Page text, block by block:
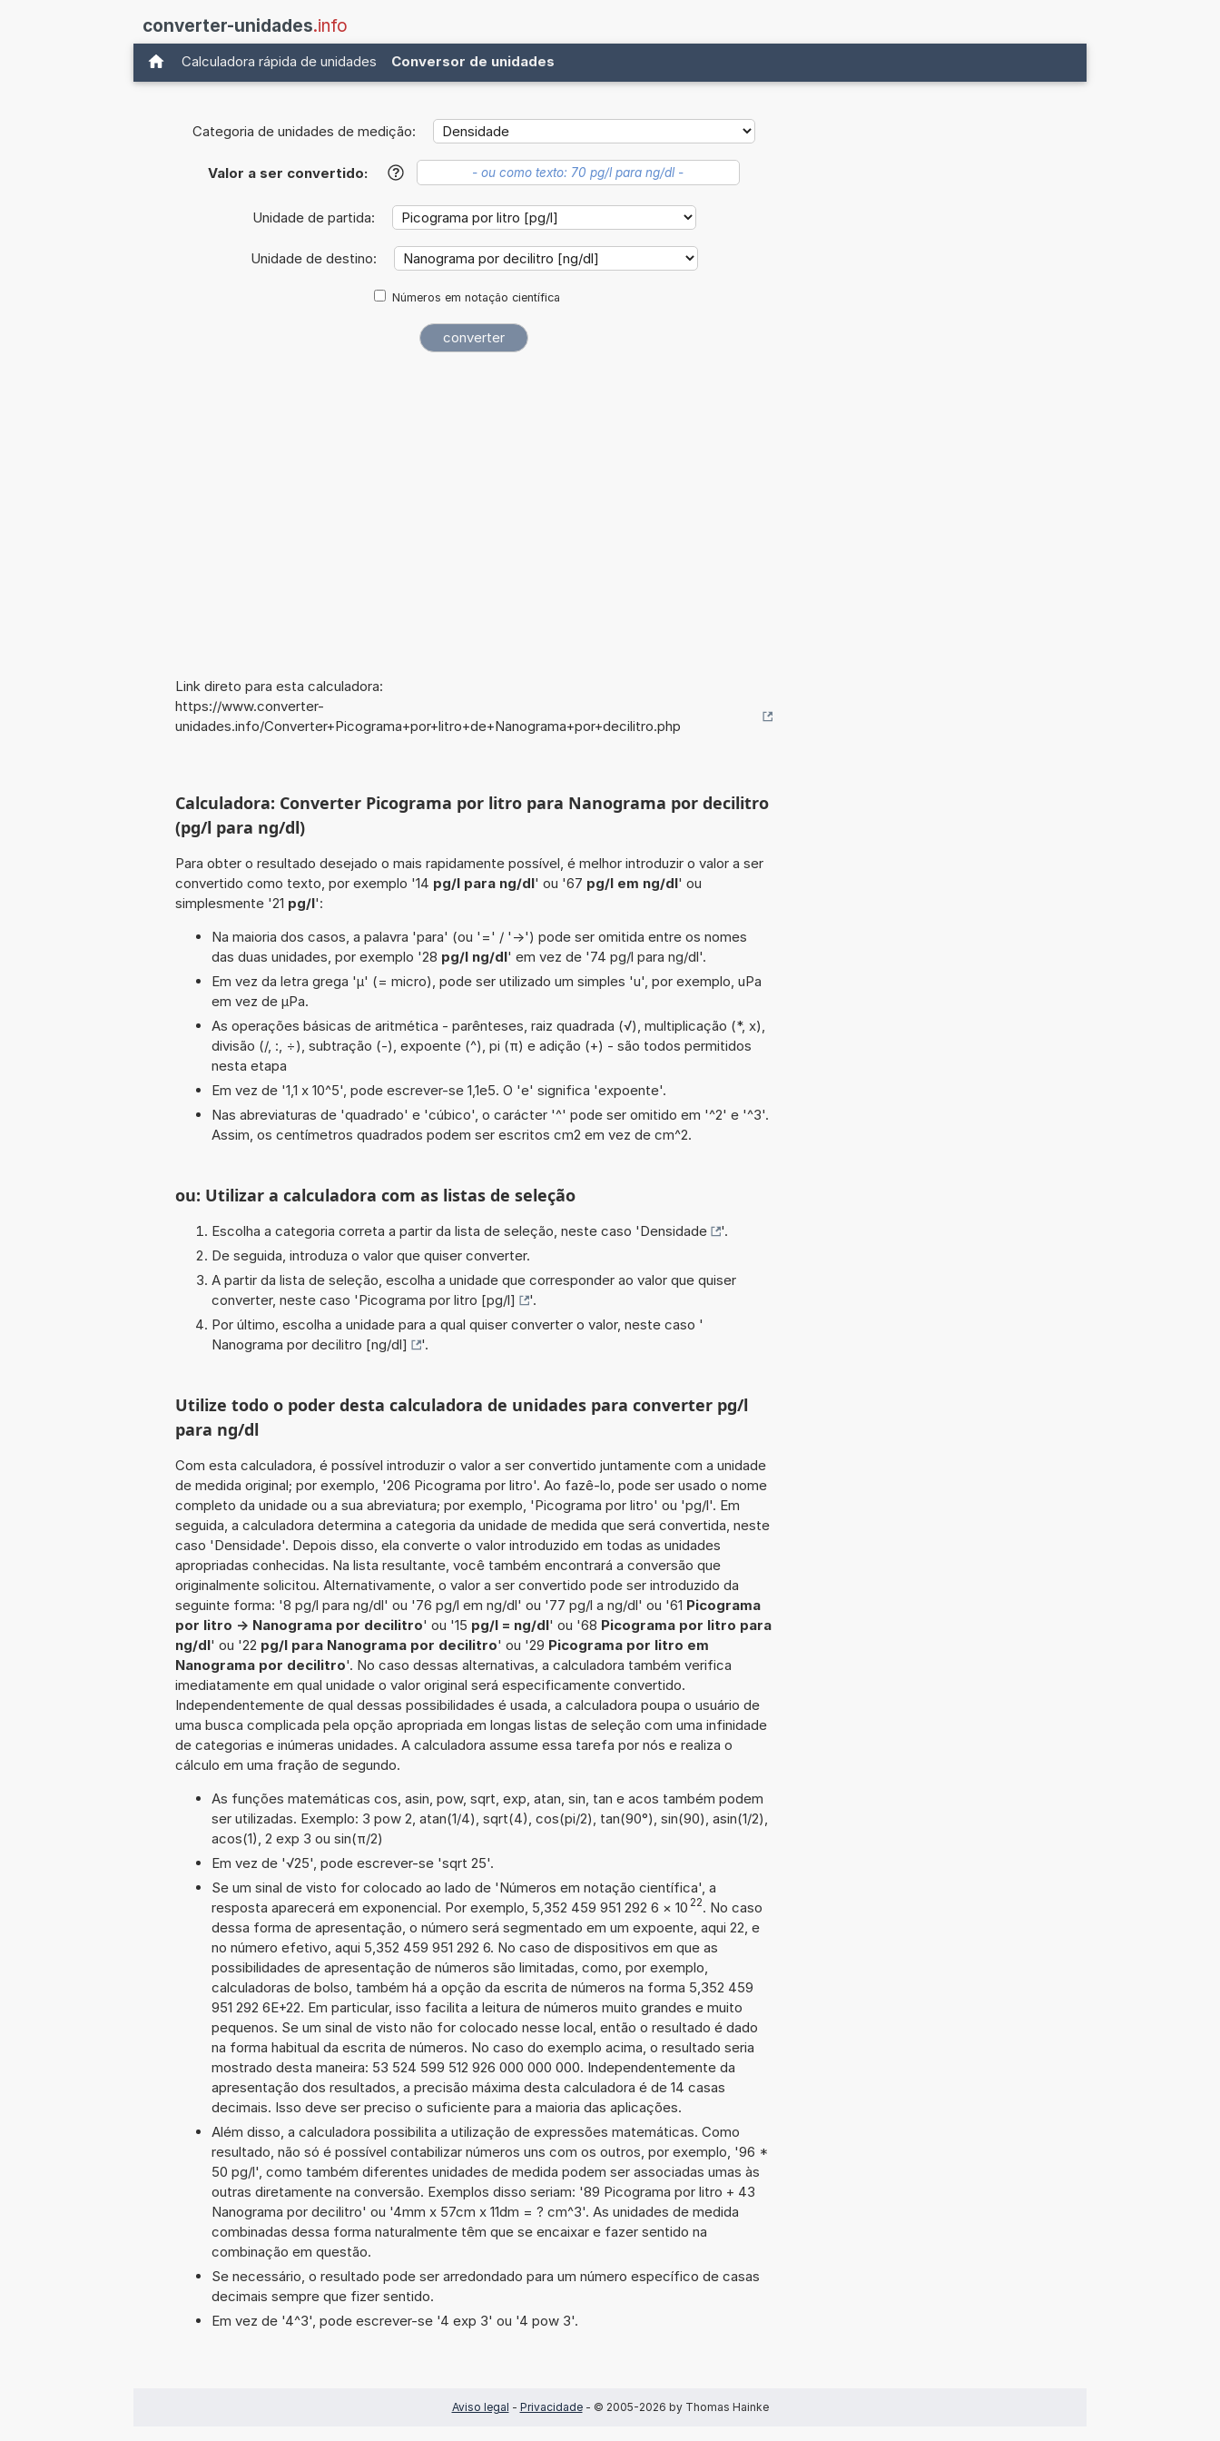
converter-unidades.info
Calculadora rápida de unidades Conversor de unidades
Categoria de unidades de medição:
Valor a ser convertido: ?
Unidade de partida:
Unidade de destino:
Números em notação científica
Link direto para esta calculadora:
https://www.converter-
unidades.info/Converter+Picograma+por+litro+de+Nanograma+por+decilitro.php
Calculadora: Converter Picograma por litro para Nanograma por decilitro
(pg/l para ng/dl)
Para obter o resultado desejado o mais rapidamente possível, é melhor introduzir o valor a ser
convertido como texto, por exemplo '14 pg/l para ng/dl' ou '67 pg/l em ng/dl' ou
simplesmente '21 pg/l':
Na maioria dos casos, a palavra 'para' (ou '=' / '->') pode ser omitida entre os nomes
das duas unidades, por exemplo '28 pg/l ng/dl' em vez de '74 pg/l para ng/dl'.
Em vez da letra grega 'µ' (= micro), pode ser utilizado um simples 'u', por exemplo, uPa
em vez de µPa.
As operações básicas de aritmética - parênteses, raiz quadrada (√), multiplicação (*, x),
divisão (/, :, ÷), subtração (-), expoente (^), pi (π) e adição (+) - são todos permitidos
nesta etapa
Em vez de '1,1 x 10^5', pode escrever-se 1,1e5. O 'e' significa 'expoente'.
Nas abreviaturas de 'quadrado' e 'cúbico', o carácter '^' pode ser omitido em '^2' e '^3'.
Assim, os centímetros quadrados podem ser escritos cm2 em vez de cm^2.
ou: Utilizar a calculadora com as listas de seleção
Escolha a categoria correta a partir da lista de seleção, neste caso 'Densidade
'.
De seguida, introduza o valor que quiser converter.
A partir da lista de seleção, escolha a unidade que corresponder ao valor que quiser
converter, neste caso 'Picograma por litro [pg/l]
'.
Por último, escolha a unidade para a qual quiser converter o valor, neste caso '
Nanograma por decilitro [ng/dl]
'.
Utilize todo o poder desta calculadora de unidades para converter pg/l
para ng/dl
Com esta calculadora, é possível introduzir o valor a ser convertido juntamente com a unidade
de medida original; por exemplo, '206 Picograma por litro'. Ao fazê-lo, pode ser usado o nome
completo da unidade ou a sua abreviatura; por exemplo, 'Picograma por litro' ou 'pg/l'. Em
seguida, a calculadora determina a categoria da unidade de medida que será convertida, neste
caso 'Densidade'. Depois disso, ela converte o valor introduzido em todas as unidades
apropriadas conhecidas. Na lista resultante, você também encontrará a conversão que
originalmente solicitou. Alternativamente, o valor a ser convertido pode ser introduzido da
seguinte forma: '8 pg/l para ng/dl' ou '76 pg/l em ng/dl' ou '77 pg/l a ng/dl' ou '61 Picograma
por litro -> Nanograma por decilitro' ou '15 pg/l = ng/dl' ou '68 Picograma por litro para
ng/dl' ou '22 pg/l para Nanograma por decilitro' ou '29 Picograma por litro em
Nanograma por decilitro'. No caso dessas alternativas, a calculadora também verifica
imediatamente em qual unidade o valor original será especificamente convertido.
Independentemente de qual dessas possibilidades é usada, a calculadora poupa o usuário de
uma busca complicada pela opção apropriada em longas listas de seleção com uma infinidade
de categorias e inúmeras unidades. A calculadora assume essa tarefa por nós e realiza o
cálculo em uma fração de segundo.
As funções matemáticas cos, asin, pow, sqrt, exp, atan, sin, tan e acos também podem
ser utilizadas. Exemplo: 3 pow 2, atan(1/4), sqrt(4), cos(pi/2), tan(90°), sin(90), asin(1/2),
acos(1), 2 exp 3 ou sin(π/2)
Em vez de '√25', pode escrever-se 'sqrt 25'.
Se um sinal de visto for colocado ao lado de 'Números em notação científica', a
resposta aparecerá em exponencial. Por exemplo, 5,352 459 951 292 6 × 10 22. No caso
dessa forma de apresentação, o número será segmentado em um expoente, aqui 22, e
no número efetivo, aqui 5,352 459 951 292 6. No caso de dispositivos em que as
possibilidades de apresentação de números são limitadas, como, por exemplo,
calculadoras de bolso, também há a opção da escrita de números na forma 5,352 459
951 292 6E+22. Em particular, isso facilita a leitura de números muito grandes e muito
pequenos. Se um sinal de visto não for colocado nesse local, então o resultado é dado
na forma habitual da escrita de números. No caso do exemplo acima, o resultado seria
mostrado desta maneira: 53 524 599 512 926 000 000 000. Independentemente da
apresentação dos resultados, a precisão máxima desta calculadora é de 14 casas
decimais. Isso deve ser preciso o suficiente para a maioria das aplicações.
Além disso, a calculadora possibilita a utilização de expressões matemáticas. Como
resultado, não só é possível contabilizar números uns com os outros, por exemplo, '96 *
50 pg/l', como também diferentes unidades de medida podem ser associadas umas às
outras diretamente na conversão. Exemplos disso seriam: '89 Picograma por litro + 43
Nanograma por decilitro' ou '4mm x 57cm x 11dm = ? cm^3'. As unidades de medida
combinadas dessa forma naturalmente têm que se encaixar e fazer sentido na
combinação em questão.
Se necessário, o resultado pode ser arredondado para um número específico de casas
decimais sempre que fizer sentido.
Em vez de '4^3', pode escrever-se '4 exp 3' ou '4 pow 3'.
Aviso legal - Privacidade- © 2005-2026 by Thomas Hainke